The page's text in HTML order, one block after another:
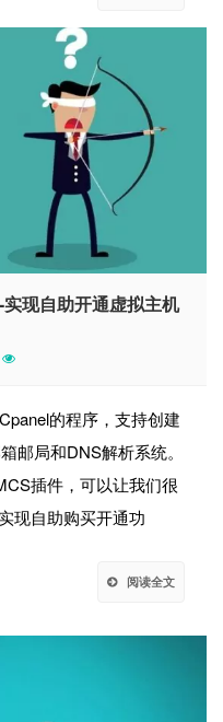
现自助开通虚拟主机
的程序，支持创建
邮局和DNS解析系统。
插件，可以让我们很
现自助购买开通功
阅读全文